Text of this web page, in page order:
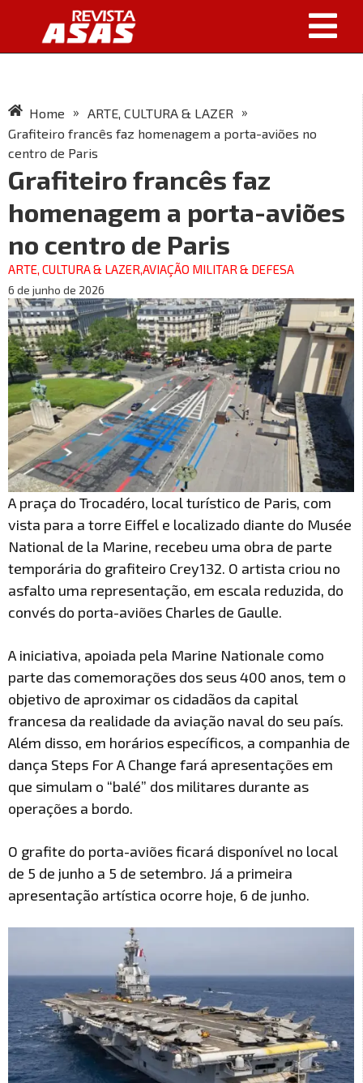
Home » ARTE, CULTURA & LAZER
»
Grafiteiro francês faz homenagem a porta-aviões no
centro de Paris
Grafiteiro francês faz
homenagem a porta-aviões
no centro de Paris
ARTE, CULTURA & LAZER,AVIAÇÃO MILITAR & DEFESA
6 de junho de 2026
A praça do Trocadéro, local turístico de Paris, com
vista para a torre Eiffel e localizado diante do Musée
National de la Marine, recebeu uma obra de parte
temporária do grafiteiro Crey132. O artista criou no
asfalto uma representação, em escala reduzida, do
convés do porta-aviões Charles de Gaulle.
A iniciativa, apoiada pela Marine Nationale como
parte das comemorações dos seus 400 anos, tem o
objetivo de aproximar os cidadãos da capital
francesa da realidade da aviação naval do seu país.
Além disso, em horários específicos, a companhia de
dança Steps For A Change fará apresentações em
que simulam o “balé” dos militares durante as
operações a bordo.
O grafite do porta-aviões ficará disponível no local
de 5 de junho a 5 de setembro. Já a primeira
apresentação artística ocorre hoje, 6 de junho.